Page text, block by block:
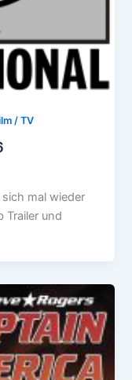
/ TV
mal wieder
Trailer und